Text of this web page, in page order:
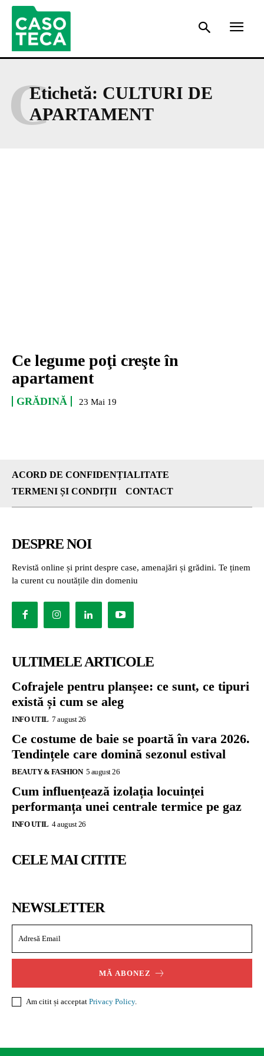
Etichetă: CULTURI DE
APARTAMENT
C
Ce legume poţi creşte în
apartament
GRĂDINĂ 23 Mai 19
ACORD DE CONFIDENȚIALITATE
TERMENI ȘI CONDIȚII
CONTACT
DESPRE NOI
Revistă online și print despre case, amenajări și grădini. Te ținem
la curent cu noutățile din domeniu
ULTIMELE ARTICOLE
Cofrajele pentru planșee: ce sunt, ce tipuri
există și cum se aleg
INFO UTIL 7 august 26
Ce costume de baie se poartă în vara 2026.
Tendințele care domină sezonul estival
BEAUTY & FASHION 5 august 26
Cum influențează izolația locuinței
performanța unei centrale termice pe gaz
INFO UTIL 4 august 26
CELE MAI CITITE
NEWSLETTER
MĂ ABONEZ
Am citit și acceptat Privacy Policy.